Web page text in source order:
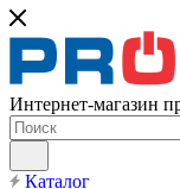
Интернет-магазин
Каталог